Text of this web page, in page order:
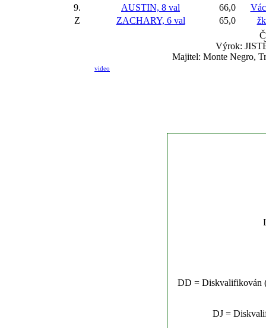
9.
AUSTIN, 8 val 66,0
Z
ZACHARY, 6 val 65,0
Výrok:
Majitel: Monte Negro,
video
DD = Diskvalifikován
DJ =